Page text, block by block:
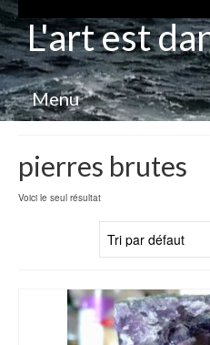
L'art est
Menu
pierres brutes
Voici le seul résultat